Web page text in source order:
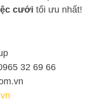
cưới tối ưu nhất!
32 69 66